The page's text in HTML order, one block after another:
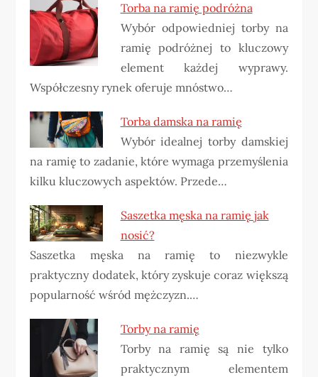
Torba na ramię podróżna
Wybór odpowiedniej torby na
ramię podróżnej to kluczowy
element każdej wyprawy.
Współczesny rynek oferuje mnóstwo…
Torba damska na ramię
Wybór idealnej torby damskiej
na ramię to zadanie, które wymaga przemyślenia
kilku kluczowych aspektów. Przede…
Saszetka męska na ramię jak
nosić?
Saszetka męska na ramię to niezwykle
praktyczny dodatek, który zyskuje coraz większą
popularność wśród mężczyzn.…
Torby na ramię
Torby na ramię są nie tylko
praktycznym elementem